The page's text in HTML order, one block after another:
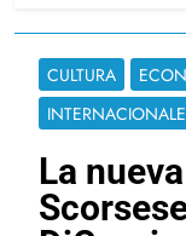
CULTURA
La